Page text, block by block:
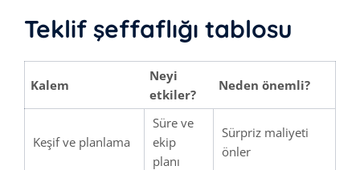
Teklif şeffaflığı tablosu
Kalem
Neyi
etkiler?
Neden önemli?
Keşif ve planlama
Süre ve
ekip
planı
Sürpriz maliyeti
önler